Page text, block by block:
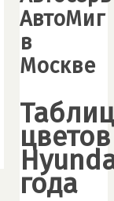
АвтоМиг
в
Москве
цветов
года